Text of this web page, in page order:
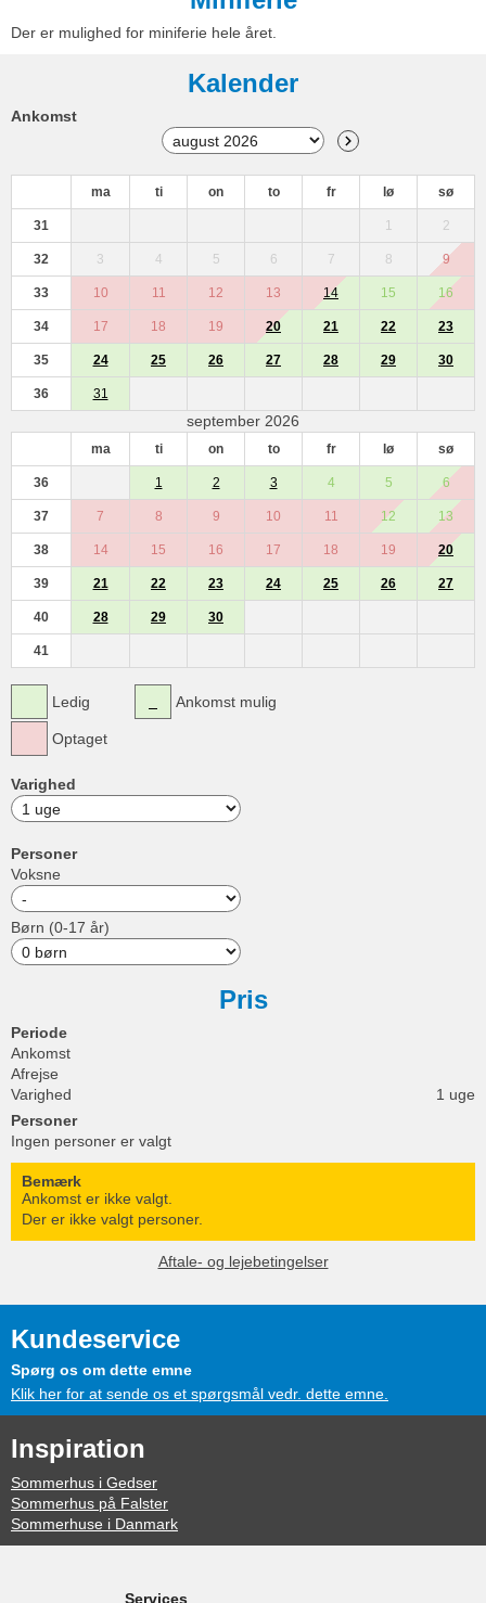
Der er mulighed for miniferie hele året.
Kalender
Ankomst
ma ti on to fr lø sø
31 1 2
32 3 4 5 6 7 8 9
33 10 11 12 13 14 15 16
34 17 18 19 20 21 22 23
35 24 25 26 27 28 29 30
36 31
september 2026
ma ti on to fr lø sø
36 1 2 3 4 5 6
37 7 8 9 10 11 12 13
38 14 15 16 17 18 19 20
39 21 22 23 24 25 26 27
40 28 29 30
41
Ledig
Optaget
Ankomst mulig
Varighed
Personer
Voksne
Børn (0-17 år)
Pris
Periode
Ankomst
Afrejse
Varighed
1 uge
Personer
Ingen personer er valgt
Bemærk
Ankomst er ikke valgt.
Der er ikke valgt personer.
Aftale- og lejebetingelser
Kundeservice
Spørg os om dette emne
Klik her for at sende os et spørgsmål vedr. dette emne.
Inspiration
Sommerhus i Gedser
Sommerhus på Falster
Sommerhuse i Danmark
Services